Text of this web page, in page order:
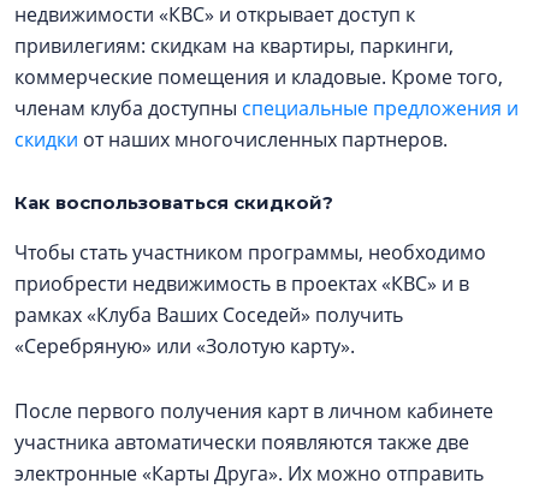
недвижимости «КВС» и открывает доступ к
привилегиям: скидкам на квартиры, паркинги,
коммерческие помещения и кладовые. Кроме того,
членам клуба доступны специальные предложения и
скидки от наших многочисленных партнеров.
Как воспользоваться скидкой?
Чтобы стать участником программы, необходимо
приобрести недвижимость в проектах «КВС» и в
рамках «Клуба Ваших Соседей» получить
«Серебряную» или «Золотую карту».
После первого получения карт в личном кабинете
участника автоматически появляются также две
электронные «Карты Друга». Их можно отправить